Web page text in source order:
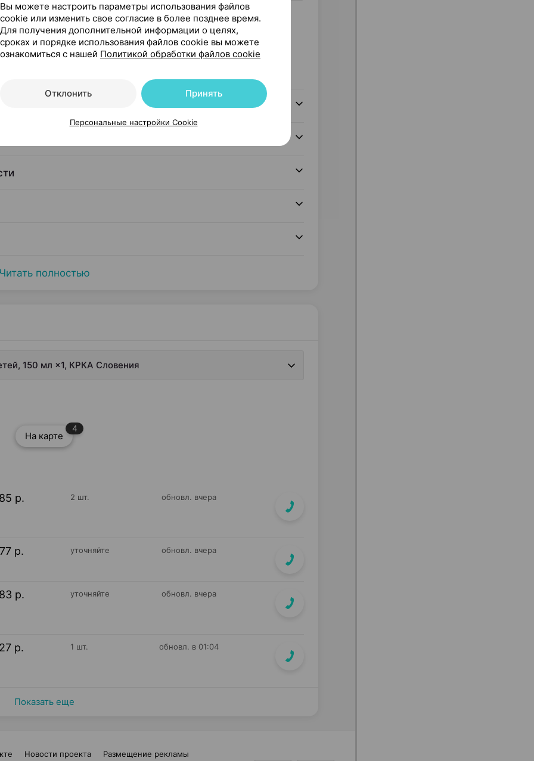
его применяют
Читать полностью
150 мл ×1, КРКА Словения
На карте
4
р. 2 шт. обновл. вчера
р. уточняйте обновл. вчера
р. уточняйте обновл. вчера
р. 1 шт. обновл. в 01:04
Показать еще
Новости проекта Размещение рекламы
Вы можете настроить параметры использования файлов
cookie или изменить свое согласие в более позднее время.
Для получения дополнительной информации о целях,
сроках и порядке использования файлов cookie вы можете
ознакомиться с нашей Политикой обработки файлов cookie
Отклонить Принять
Персональные настройки Cookie